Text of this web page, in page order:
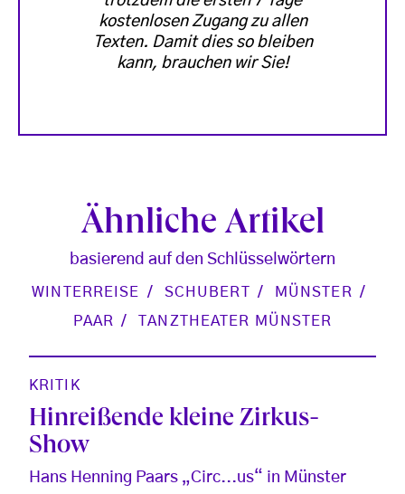
kostenlosen Zugang zu allen
Texten. Damit dies so bleiben
kann, brauchen wir Sie!
Ähnliche Artikel
basierend auf den Schlüsselwörtern
WINTERREISE SCHUBERT
MÜNSTER
PAAR
TANZTHEATER MÜNSTER
KRITIK
Hinreißende kleine Zirkus-
Show
Hans Henning Paars „Circ...us“ in Münster